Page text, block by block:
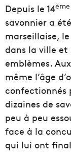
Depuis le 14ème
savonnier a
marseillaise,
dans la ville et
emblèmes.
même l’âge
confectionnés
dizaines de
peu à peu
face à la
qui lui ont